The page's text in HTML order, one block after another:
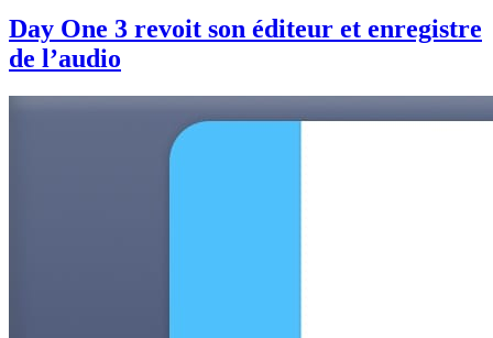
Day One 3 revoit son éditeur et enregistre
de l’audio